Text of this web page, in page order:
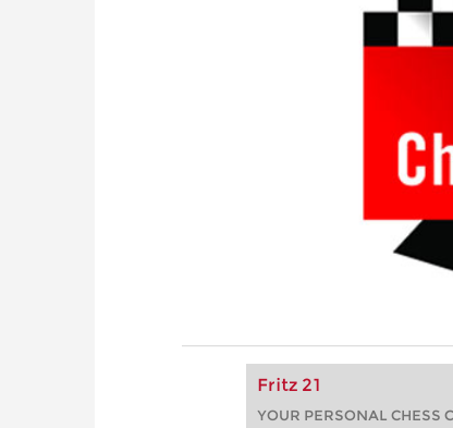
Fritz 21
YOUR PERSONAL